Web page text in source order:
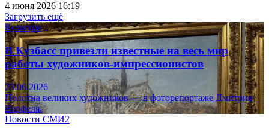
4 июня 2026 16:19
Загрузить ещё
Культура
В Кузбасс привезли известные на весь мир
работы художников-импрессионистов
23.06.2026
Полотна великих художников — в фоторепортаже Дмитрия
Верфеля.
Новости СМИ2